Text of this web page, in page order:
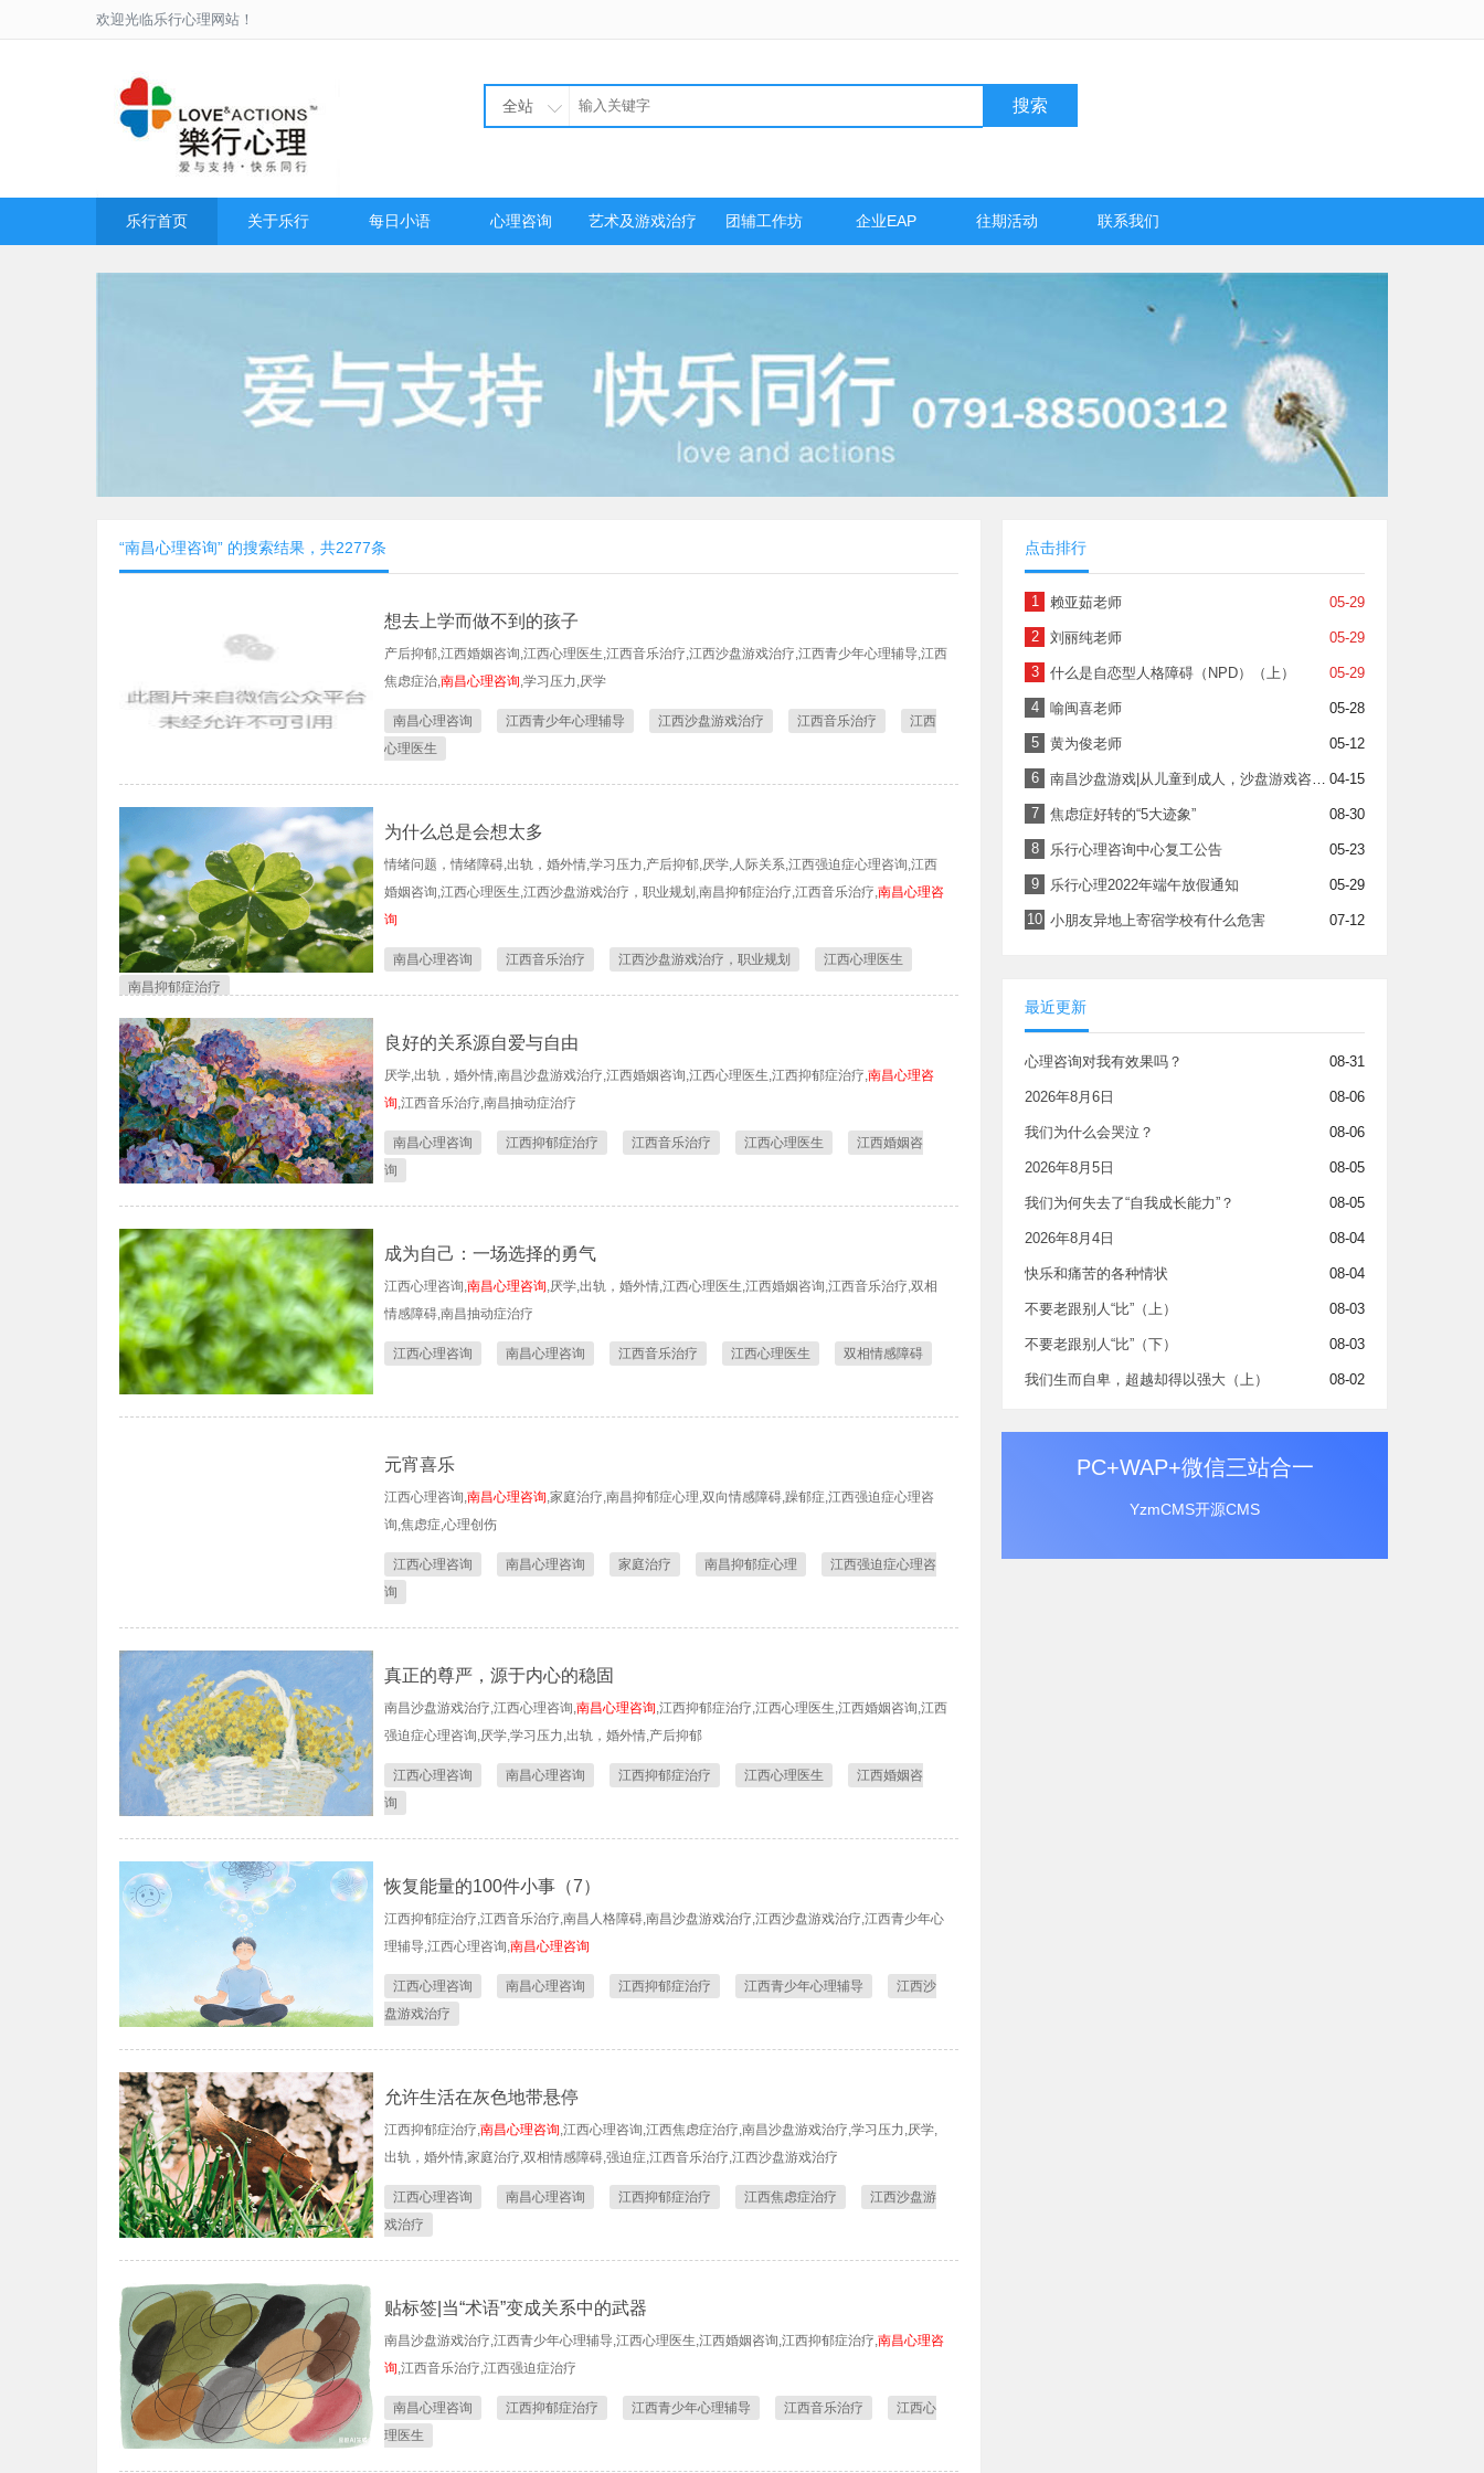
欢迎光临乐行心理网站！
全站 搜索
乐行首页 关于乐行 每日小语 心理咨询 艺术及游戏治疗 团辅工作坊 企业EAP 往期活动 联系我们
“南昌心理咨询” 的搜索结果，共2277条
想去上学而做不到的孩子
产后抑郁,江西婚姻咨询,江西心理医生,江西音乐治疗,江西沙盘游戏治疗,江西青少年心理辅导,江西
焦虑症治,南昌心理咨询,学习压力,厌学
南昌心理咨询 江西青少年心理辅导 江西沙盘游戏治疗 江西音乐治疗
江西
心理医生
为什么总是会想太多
情绪问题，情绪障碍,出轨，婚外情,学习压力,产后抑郁,厌学,人际关系,江西强迫症心理咨询,江西
婚姻咨询,江西心理医生,江西沙盘游戏治疗，职业规划,南昌抑郁症治疗,江西音乐治疗,南昌心理咨
询
南昌心理咨询 江西音乐治疗 江西沙盘游戏治疗，职业规划
江西心理医生
南昌抑郁症治疗
良好的关系源自爱与自由
厌学,出轨，婚外情,南昌沙盘游戏治疗,江西婚姻咨询,江西心理医生,江西抑郁症治疗,南昌心理咨
询,江西音乐治疗,南昌抽动症治疗
南昌心理咨询 江西抑郁症治疗 江西音乐治疗 江西心理医生
江西婚姻咨
询
成为自己：一场选择的勇气
江西心理咨询,南昌心理咨询,厌学,出轨，婚外情,江西心理医生,江西婚姻咨询,江西音乐治疗,双相
情感障碍,南昌抽动症治疗
江西心理咨询 南昌心理咨询 江西音乐治疗 江西心理医生 双相情感障碍
元宵喜乐
江西心理咨询,南昌心理咨询,家庭治疗,南昌抑郁症心理,双向情感障碍,躁郁症,江西强迫症心理咨
询,焦虑症,心理创伤
江西心理咨询 南昌心理咨询 家庭治疗 南昌抑郁症心理
江西强迫症心理咨
询
真正的尊严，源于内心的稳固
南昌沙盘游戏治疗,江西心理咨询,南昌心理咨询,江西抑郁症治疗,江西心理医生,江西婚姻咨询,江西
强迫症心理咨询,厌学,学习压力,出轨，婚外情,产后抑郁
江西心理咨询 南昌心理咨询 江西抑郁症治疗 江西心理医生
江西婚姻咨
询
恢复能量的100件小事（7）
江西抑郁症治疗,江西音乐治疗,南昌人格障碍,南昌沙盘游戏治疗,江西沙盘游戏治疗,江西青少年心
理辅导,江西心理咨询,南昌心理咨询
江西心理咨询 南昌心理咨询 江西抑郁症治疗 江西青少年心理辅导
江西沙
盘游戏治疗
允许生活在灰色地带悬停
江西抑郁症治疗,南昌心理咨询,江西心理咨询,江西焦虑症治疗,南昌沙盘游戏治疗,学习压力,厌学,
出轨，婚外情,家庭治疗,双相情感障碍,强迫症,江西音乐治疗,江西沙盘游戏治疗
江西心理咨询 南昌心理咨询 江西抑郁症治疗 江西焦虑症治疗
江西沙盘游
戏治疗
贴标签|当“术语”变成关系中的武器
南昌沙盘游戏治疗,江西青少年心理辅导,江西心理医生,江西婚姻咨询,江西抑郁症治疗,南昌心理咨
询,江西音乐治疗,江西强迫症治疗
南昌心理咨询 江西抑郁症治疗 江西青少年心理辅导 江西音乐治疗
江西心
理医生
点击排行
1 05-29
赖亚茹老师
2 05-29
刘丽纯老师
3 05-29
什么是自恋型人格障碍（NPD）（上）
4 05-28
喻闽喜老师
5 05-12
黄为俊老师
6 04-15
南昌沙盘游戏|从儿童到成人，沙盘游戏咨询中常见的十个问题（下）
7 08-30
焦虑症好转的“5大迹象”​
8 05-23
乐行心理咨询中心复工公告
9 05-29
乐行心理2022年端午放假通知
10 07-12
小朋友异地上寄宿学校有什么危害
最近更新
08-31
心理咨询对我有效果吗？
08-06
2026年8月6日
08-06
我们为什么会哭泣？
08-05
2026年8月5日
08-05
我们为何失去了“自我成长能力”？
08-04
2026年8月4日
08-04
快乐和痛苦的各种情状
08-03
不要老跟别人“比”（上）
08-03
不要老跟别人“比”（下）
08-02
我们生而自卑，超越却得以强大（上）
PC+WAP+微信三站合一
YzmCMS开源CMS